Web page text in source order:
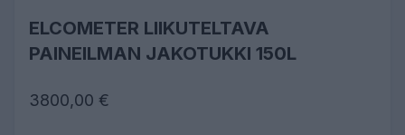
ELCOMETER LIIKUTELTAVA
PAINEILMAN JAKOTUKKI 150L
3800,00 €